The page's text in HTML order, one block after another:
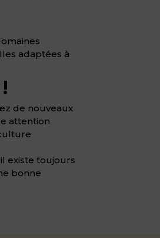
adaptées à
de nouveaux
attention
il existe toujours
bonne